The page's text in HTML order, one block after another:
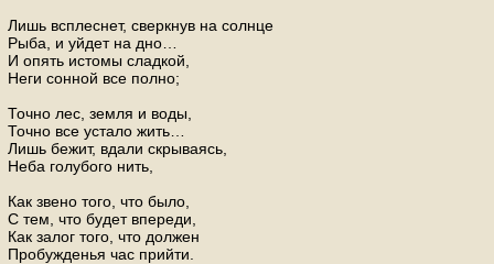
Лишь всплеснет, сверкнув на солнце
Рыба, и уйдет на дно…
И опять истомы сладкой,
Неги сонной все полно;
Точно лес, земля и воды,
Точно все устало жить…
Лишь бежит, вдали скрываясь,
Неба голубого нить,
Как звено того, что было,
С тем, что будет впереди,
Как залог того, что должен
Пробужденья час прийти.